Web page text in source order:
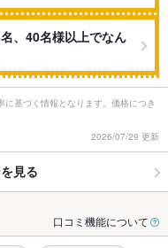
、40名様以上でなん
基づく情報となります。価格につき
2026/07/29 更新
見る
口コミ機能について